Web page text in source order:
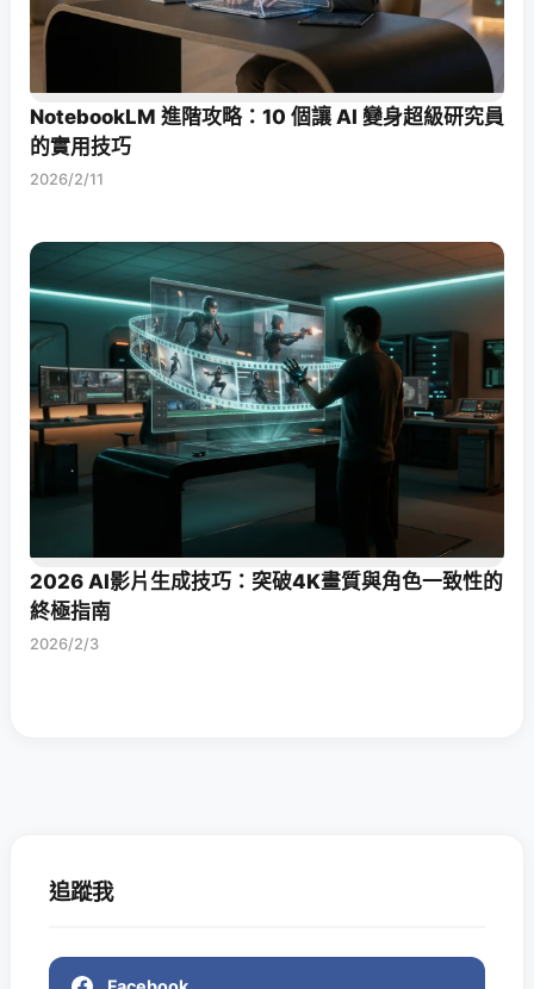
NotebookLM 進階攻略：10 個讓 AI 變身超級研究員
的實用技巧
2026/2/11
2026 AI影片生成技巧：突破4K畫質與角色一致性的
終極指南
2026/2/3
追蹤我